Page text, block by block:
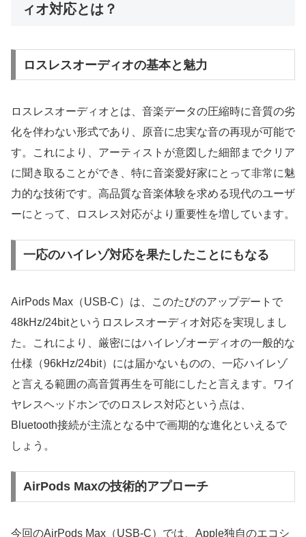
ィオ対応とは？
ロスレスオーディオの基本と魅力
ロスレスオーディオとは、音楽データの圧縮時に音質の劣
化を伴わない形式であり、原音に忠実な音の再現が可能で
す。これにより、アーティストが意図した細部までクリア
に聞き取ることができ、特に音楽愛好家にとって非常に魅
力的な技術です。高品質な音楽体験を求める現代のユーザ
ーにとって、ロスレス対応がより重要性を増しています。
一応のハイレゾ対応を果たしたことにもなる
AirPods Max（USB-C）は、このたびのアップデートで
48kHz/24bitというロスレスオーディオ対応を実現しまし
た。これにより、厳密にはハイレゾオーディオの一般的な
仕様（96kHz/24bit）には届かないものの、一応ハイレゾ
と言える範囲の高音質再生を可能にしたと言えます。ワイ
ヤレスヘッドホンでのロスレス対応という点は、
Bluetooth接続が主流となる中で画期的な進化といえるで
しょう。
AirPods Maxの技術的アプローチ
今回のAirPods Max（USB-C）では、Apple独自のエコシ